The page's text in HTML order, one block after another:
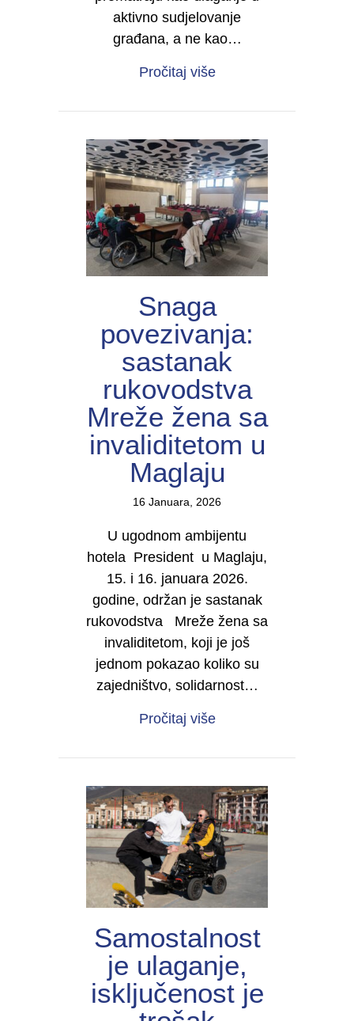
aktivno sudjelovanje
građana, a ne kao…
Pročitaj višeabout Asistivne
Snaga
povezivanja:
sastanak
rukovodstva
Mreže žena sa
invaliditetom u
Maglaju
16 Januara, 2026
U ugodnom ambijentu
hotela President u Maglaju,
15. i 16. januara 2026.
godine, održan je sastanak
rukovodstva Mreže žena sa
invaliditetom, koji je još
jednom pokazao koliko su
zajedništvo, solidarnost…
Pročitaj višeabout Snaga
Samostalnost
je ulaganje,
isključenost je